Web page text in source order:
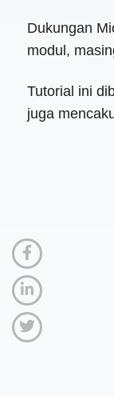
Dukungan
modul,
Tutorial ini
juga